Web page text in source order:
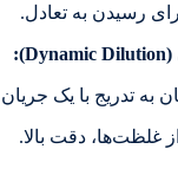
رسیدن به تعادل.
(Dynamic Dilution):
به تدریج با یک
غلظت‌ها، دقت بالا.